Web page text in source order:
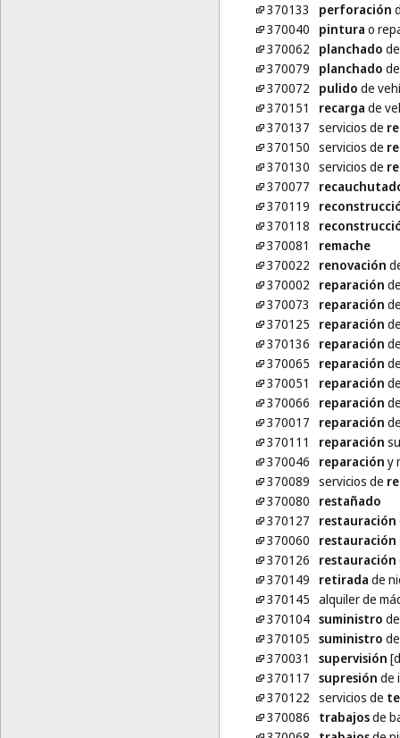
370133
perforación
370040
pintura o
370062
planchado
370079
planchado
370072
pulido de
370151
recarga de
370137 servicios de
370150 servicios de
370130 servicios de
370077
370119
370118
370081
remache
370022
renovación
370002
reparación
370073
reparación
370125
reparación
370136
reparación
370065
reparación
370051
reparación
370066
reparación
370017
reparación
370111
reparación
370046
reparación y
370089 servicios de
370080
restañado
370127
restauración
370060
restauración
370126
restauración
370149
retirada de
370145 alquiler de
370104 suministro
370105 suministro
370031
supervisión
370117 supresión de
370122 servicios de
370086
trabajosde